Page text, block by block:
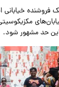
خیابانی
این حد مشهور شود.